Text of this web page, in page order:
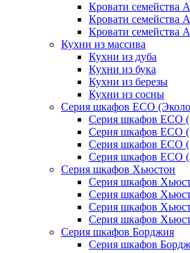
Кровати семейства
Кровати семейства
Кровати семейства
Кухни из массива
Кухни из дуба
Кухни из бука
Кухни из березы
Кухни из сосны
Серия шкафов ECO
Серия шкафов ECO
Серия шкафов ECO
Серия шкафов ECO
Серия шкафов ECO
Серия шкафов Хьюстон
Серия шкафов
Серия шкафов
Серия шкафов
Серия шкафов
Серия шкафов Борджия
Серия шкафов